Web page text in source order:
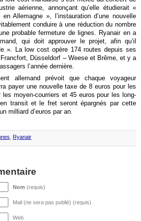
aérienne, annonçant qu’elle étudierait «
Allemagne », l’instauration d’une nouvelle
conduire à une réduction du nombre
probable fermeture de lignes. Ryanair en a
qui doit approuver le projet, afin qu’il
». La low cost opère 174 routes depuis ses
Düsseldorf – Weese et Brême, et y a
l’année dernière.
allemand prévoit que chaque voyageur
payer une nouvelle taxe de 8 euros pour les
moyen-courriers et 45 euros pour les long-
transit et le fret seront épargnés par cette
milliard d’euros par an.
Ryanair
Nom (requis)
Mail (ne sera pas publié) (requis)
Web